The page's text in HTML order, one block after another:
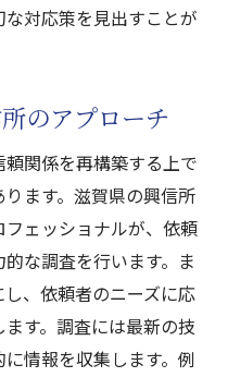
対応策を見出すことが
のアプローチ
関係を再構築する上で
ます。滋賀県の興信所
ェッショナルが、依頼
な調査を行います。ま
、依頼者のニーズに応
す。調査には最新の技
情報を収集します。例